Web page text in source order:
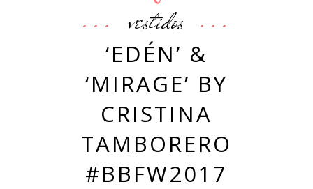
vestidos
‘EDÉN’ &
‘MIRAGE’ BY
CRISTINA
TAMBORERO
#BBFW2017